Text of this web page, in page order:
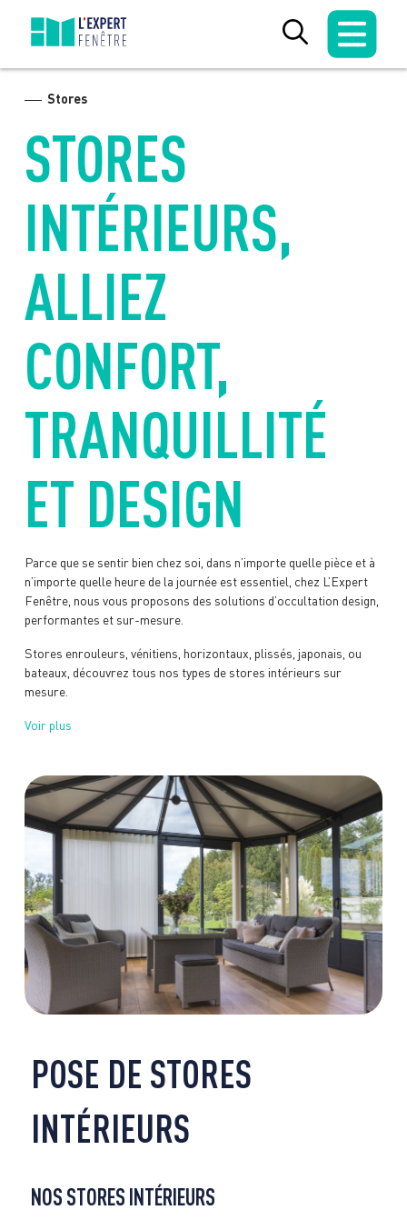
content
Stores
STORES
INTÉRIEURS,
ALLIEZ
CONFORT,
TRANQUILLITÉ
ET DESIGN
Parce que se sentir bien chez soi, dans n’importe quelle pièce et à
n’importe quelle heure de la journée est essentiel, chez L’Expert
Fenêtre, nous vous proposons des solutions d’occultation design,
performantes et sur-mesure.
Stores enrouleurs, vénitiens, horizontaux, plissés, japonais, ou
bateaux, découvrez tous nos types de stores intérieurs sur
mesure.
Voir plus
POSE DE STORES
INTÉRIEURS
NOS STORES INTÉRIEURS